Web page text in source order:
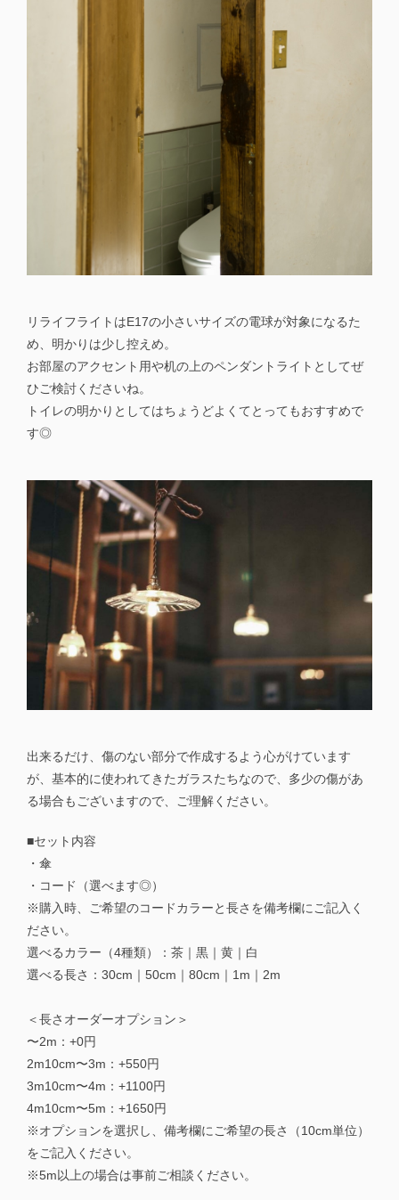
リライフライトはE17の小さいサイズの電球が対象になるた
め、明かりは少し控えめ。
お部屋のアクセント用や机の上のペンダントライトとしてぜ
ひご検討くださいね。
トイレの明かりとしてはちょうどよくてとってもおすすめで
す◎
出来るだけ、傷のない部分で作成するよう心がけています
が、基本的に使われてきたガラスたちなので、多少の傷があ
る場合もございますので、ご理解ください。
■セット内容
・傘
・コード（選べます◎）
※購入時、ご希望のコードカラーと長さを備考欄にご記入く
ださい。
選べるカラー（4種類）：茶｜黒｜黄｜白
選べる長さ：30cm｜50cm｜80cm｜1m｜2m
＜長さオーダーオプション＞
〜2m：+0円
2m10cm〜3m：+550円
3m10cm〜4m：+1100円
4m10cm〜5m：+1650円
※オプションを選択し、備考欄にご希望の長さ（10cm単位）
をご記入ください。
※5m以上の場合は事前ご相談ください。